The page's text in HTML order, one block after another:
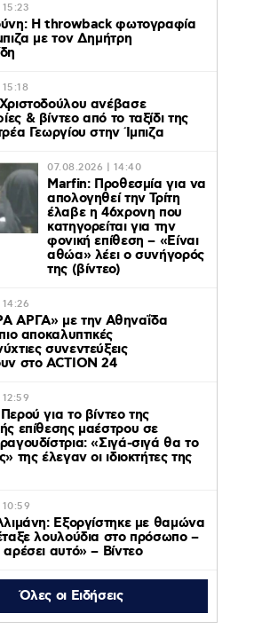
Η throwback φωτογραφία
με τον Δημήτρη
ανέβασε
& βίντεο από το ταξίδι της
Γεωργίου στην Ίμπιζα
07.08.2026 | 14:40
Marfin: Προθεσμία για να
απολογηθεί την Τρίτη
έλαβε η 46χρονη που
κατηγορείται για την
φονική επίθεση – «Είναι
αθώα» λέει ο συνήγορός
της (βίντεο)
ΑΡΓΑ» με την Αθηναΐδα
αποκαλυπτικές
συνεντεύξεις
στο ACTION 24
για το βίντεο της
επίθεσης μαέστρου σε
«Σιγά-σιγά θα το
της έλεγαν οι ιδιοκτήτες της
Εξοργίστηκε με θαμώνα
λουλούδια στο πρόσωπο –
αυτό» – Βίντεο
Όλες οι Ειδήσεις